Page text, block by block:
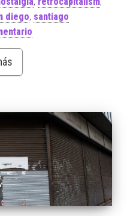
diego, santiago